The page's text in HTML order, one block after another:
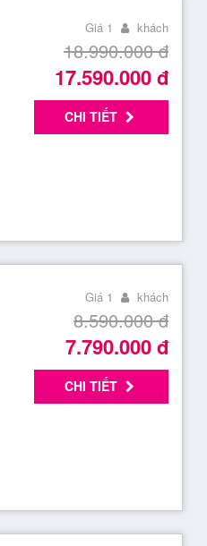
Giá 1 khách
18.990.000đ
17.590.000đ
CHI TIẾT
Giá 1 khách
8.590.000đ
7.790.000đ
CHI TIẾT